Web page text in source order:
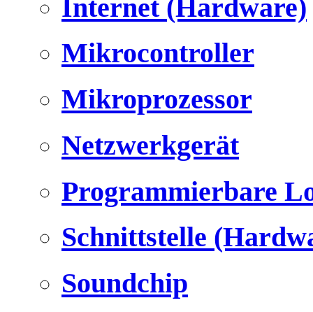
Internet (Hardware)
Mikrocontroller
Mikroprozessor
Netzwerkgerät
Programmierbare
Schnittstelle
Soundchip